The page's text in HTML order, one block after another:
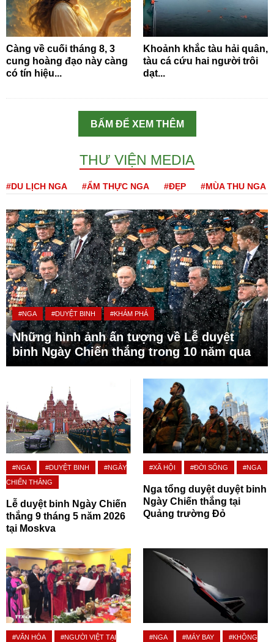
Càng về cuối tháng 8, 3
cung hoàng đạo này càng
có tín hiệu...
Khoảnh khắc tàu hải quân,
tàu cá cứu hai người trôi
dạt...
BẤM ĐỂ XEM THÊM
THƯ VIỆN MEDIA
#DU LỊCH NGA #ẨM THỰC NGA #ĐẸP #MÙA THU NGA
#NGA #DUYỆT BINH #KHÁM PHÁ
Những hình ảnh ấn tượng về Lễ duyệt
binh Ngày Chiến thắng trong 10 năm qua
#NGA #DUYỆT BINH
#NGÀY
CHIẾN THẮNG
Lễ duyệt binh Ngày Chiến
thắng 9 tháng 5 năm 2026
tại Moskva
#XÃ HỘI #ĐỜI SỐNG #NGA
Nga tổng duyệt duyệt binh
Ngày Chiến thắng tại
Quảng trường Đỏ
#VĂN HÓA
#NGƯỜI VIỆT TẠI
#NGA #MÁY BAY
#KHÔNG